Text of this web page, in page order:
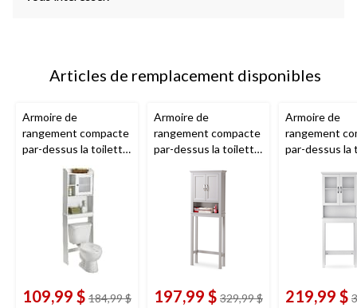
Articles de remplacement disponibles
Armoire de
rangement compacte
par-dessus la toilette
Sauder
Caraway, blanc doux
109,99 $ 184,99 $prix
Armoire de
rangement compacte
par-dessus la toilette
Elena, gris
197,99 $ 329,99 $prix
Armoire de
rangement
par-dessus
Beacon Hill,
219,99 $